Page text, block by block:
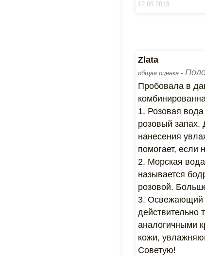
12.05.2013
Zlata
общая оценка -
Пробовала в
1. Розовая
розовый запах.
нанесения
помогает, если
2. Морская
называется
розовой.
3. Освежающий
действительно
аналогичными
кожи,
Советую!